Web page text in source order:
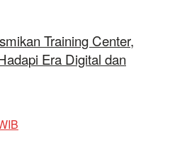
Training Center,
Era Digital dan